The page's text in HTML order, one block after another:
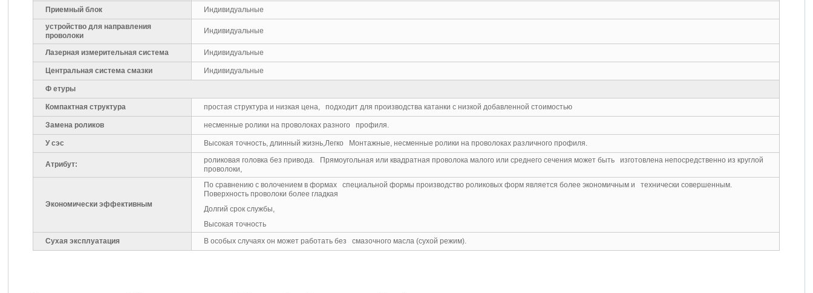
Приемный блок
Индивидуальные
устройство для направления
проволоки
Индивидуальные
Лазерная измерительная система Индивидуальные
Центральная система смазки Индивидуальные
Ф етуры
Компактная структура простая структура и низкая цена, подходит для производства катанки с низкой добавленной стоимостью
Замена роликов несменные ролики на проволоках разного профиля.
У сэс Высокая точность, длинный жизнь,Легко Монтажные, несменные ролики на проволоках различного профиля.
Атрибут:
роликовая головка без привода. Прямоугольная или квадратная проволока малого или среднего сечения может быть изготовлена непосредственно из круглой
проволоки,
Экономически эффективным
По сравнению с волочением в формах специальной формы производство роликовых форм является более экономичным и технически совершенным.
Поверхность проволоки более гладкая
Долгий срок службы,
Высокая точность
Сухая эксплуатация
В особых случаях он может работать без смазочного масла (сухой режим).